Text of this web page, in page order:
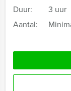
Duur:
3 uur
Aantal: